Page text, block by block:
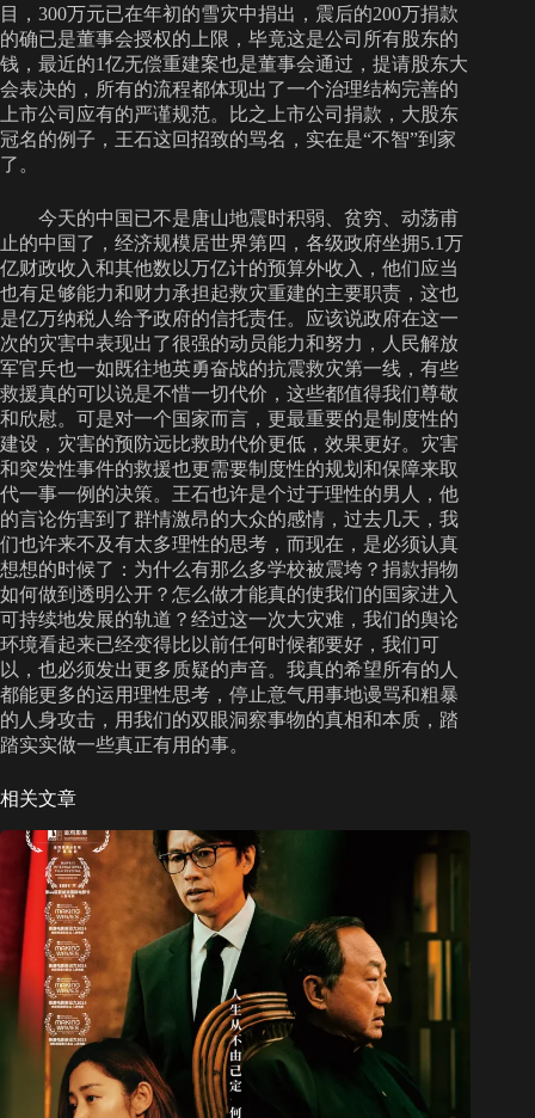
目，300万元已在年初的雪灾中捐出，震后的200万捐款
的确已是董事会授权的上限，毕竟这是公司所有股东的
钱，最近的1亿无偿重建案也是董事会通过，提请股东大
会表决的，所有的流程都体现出了一个治理结构完善的
上市公司应有的严谨规范。比之上市公司捐款，大股东
冠名的例子，王石这回招致的骂名，实在是“不智”到家
了。
今天的中国已不是唐山地震时积弱、贫穷、动荡甫
止的中国了，经济规模居世界第四，各级政府坐拥5.1万
亿财政收入和其他数以万亿计的预算外收入，他们应当
也有足够能力和财力承担起救灾重建的主要职责，这也
是亿万纳税人给予政府的信托责任。应该说政府在这一
次的灾害中表现出了很强的动员能力和努力，人民解放
军官兵也一如既往地英勇奋战的抗震救灾第一线，有些
救援真的可以说是不惜一切代价，这些都值得我们尊敬
和欣慰。可是对一个国家而言，更最重要的是制度性的
建设，灾害的预防远比救助代价更低，效果更好。灾害
和突发性事件的救援也更需要制度性的规划和保障来取
代一事一例的决策。王石也许是个过于理性的男人，他
的言论伤害到了群情激昂的大众的感情，过去几天，我
们也许来不及有太多理性的思考，而现在，是必须认真
想想的时候了：为什么有那么多学校被震垮？捐款捐物
如何做到透明公开？怎么做才能真的使我们的国家进入
可持续地发展的轨道？经过这一次大灾难，我们的舆论
环境看起来已经变得比以前任何时候都要好，我们可
以，也必须发出更多质疑的声音。我真的希望所有的人
都能更多的运用理性思考，停止意气用事地谩骂和粗暴
的人身攻击，用我们的双眼洞察事物的真相和本质，踏
踏实实做一些真正有用的事。
相关文章